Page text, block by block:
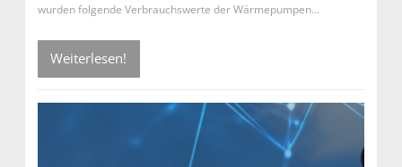
wurden folgende Verbrauchswerte der Wärmepumpen…
Weiterlesen!